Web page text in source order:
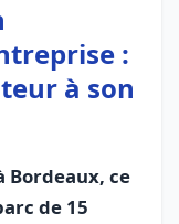
:
à son
Bordeaux, ce
de 15